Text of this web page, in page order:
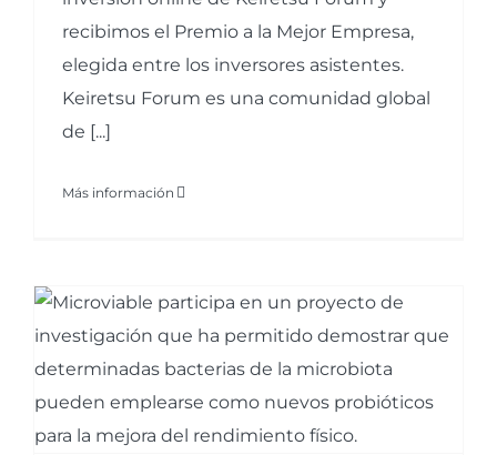
recibimos el Premio a la Mejor Empresa,
elegida entre los inversores asistentes.
Keiretsu Forum es una comunidad global
de [...]
Más información